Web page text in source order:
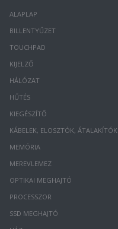
ALAPLAP
BILLENTYŰZET
TOUCHPAD
KIJELZŐ
HÁLÓZAT
HŰTÉS
KIEGÉSZÍTŐ
KÁBELEK, ELOSZTÓK, ÁTALAKÍTÓK
MEMÓRIA
MEREVLEMEZ
OPTIKAI MEGHAJTÓ
PROCESSZOR
SSD MEGHAJTÓ